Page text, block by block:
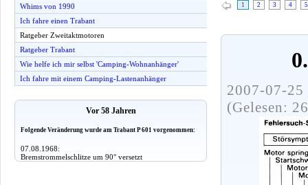
Whims von 1990
Ich fahre einen Trabant
Ratgeber Zweitaktmotoren
Ratgeber Trabant
Wie helfe ich mir selbst 'Camping-Wohnanhänger'
Ich fahre mit einem Camping-Lastenanhänger
Vor 58 Jahren
Folgende Veränderung wurde am Trabant P 601 vorgenommen:
07.08.1968:
Bremstrommelschlitze um 90° versetzt
1 2 3 4 5
2007-07-
(Gelesen: